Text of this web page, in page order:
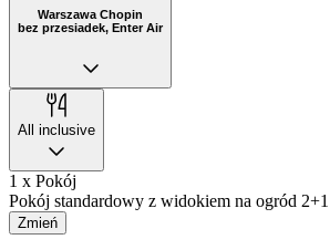
Warszawa Chopin
bez przesiadek, Enter Air
All inclusive
1 x Pokój
Pokój standardowy z widokiem na ogród 2+1
Zmień